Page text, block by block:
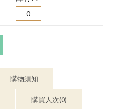
購物須知
購買人次(0)